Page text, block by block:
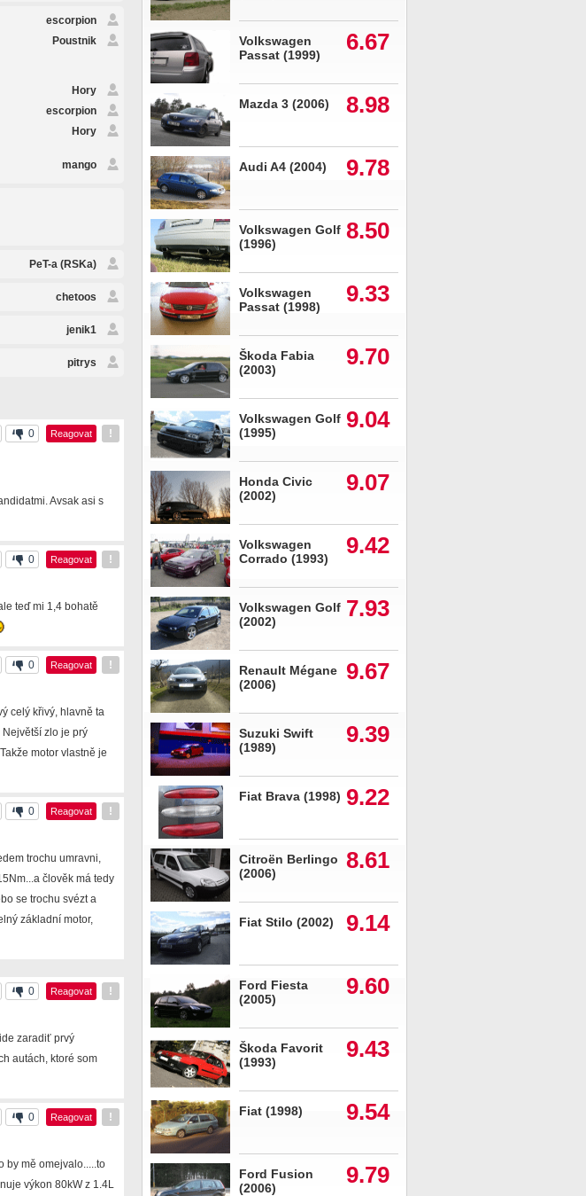
escorpion
Poustnik
Hory
escorpion
Hory
mango
PeT-a (RSKa)
chetoos
jenik1
pitrys
0 Reagovat !
Avsak asi s
0 Reagovat !
teď mi 1,4 bohatě
0 Reagovat !
celý křivý, hlavně ta
zlo je prý
motor vlastně je
0 Reagovat !
trochu umravni,
člověk má tedy
se trochu svézt a
základní motor,
0 Reagovat !
zaradiť prvý
autách, ktoré som
0 Reagovat !
by mě omejvalo.....to
výkon 80kW z 1.4L
Volkswagen
Passat (1999)
6.67
Mazda 3 (2006) 8.98
Audi A4 (2004) 9.78
Volkswagen Golf
(1996)
8.50
Volkswagen
Passat (1998)
9.33
Škoda Fabia
(2003)
9.70
Volkswagen Golf
(1995)
9.04
Honda Civic
(2002)
9.07
Volkswagen
Corrado (1993)
9.42
Volkswagen Golf
(2002)
7.93
Renault Mégane
(2006)
9.67
Suzuki Swift
(1989)
9.39
Fiat Brava (1998) 9.22
Citroën Berlingo
(2006)
8.61
Fiat Stilo (2002) 9.14
Ford Fiesta
(2005)
9.60
Škoda Favorit
(1993)
9.43
Fiat (1998) 9.54
Ford Fusion
(2006)
9.79